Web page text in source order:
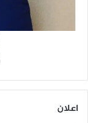
اعلان